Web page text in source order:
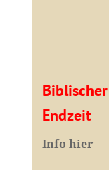
Endzeit
Info hier